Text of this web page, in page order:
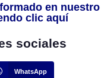
en nuestro
clic aquí
sociales
WhatsApp